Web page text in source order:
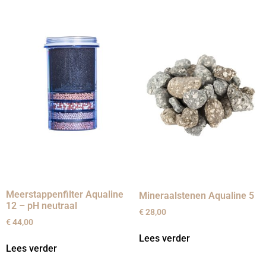
Meerstappenfilter Aqualine
12 – pH neutraal
€44,00
Lees verder
Mineraalstenen Aqualine 5
€28,00
Lees verder